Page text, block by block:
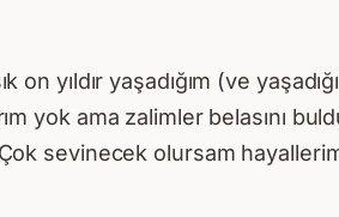
on yıldır yaşadığım (ve
yok ama zalimler belasını
sevinecek olursam